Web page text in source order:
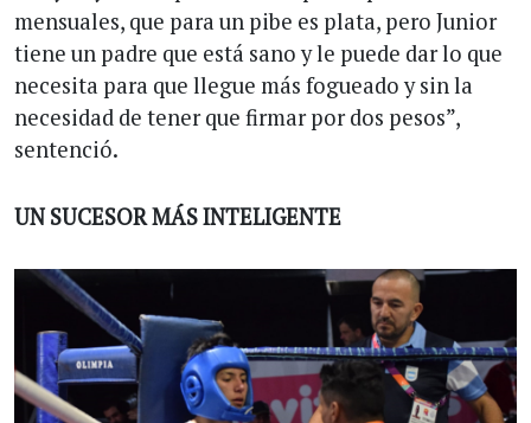
mensuales, que para un pibe es plata, pero Junior
tiene un padre que está sano y le puede dar lo que
necesita para que llegue más fogueado y sin la
necesidad de tener que firmar por dos pesos”,
sentenció.
UN SUCESOR MÁS INTELIGENTE